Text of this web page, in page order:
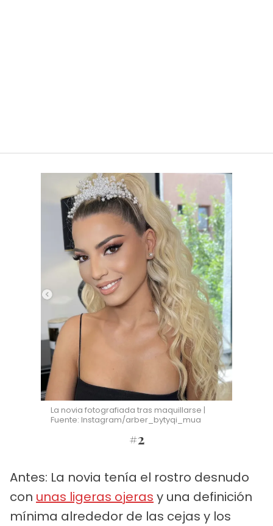
La novia fotografiada tras maquillarse |
Fuente: Instagram/arber_bytyqi_mua
#2
Antes: La novia tenía el rostro desnudo
con unas ligeras ojeras y una definición
mínima alrededor de las cejas y los